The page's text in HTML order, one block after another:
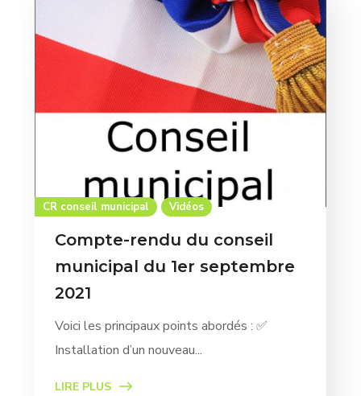
CR conseil municipal Vidéos
Compte-rendu du conseil
municipal du 1er septembre
2021
Voici les principaux points abordés : ✅
Installation d’un nouveau...
LIRE PLUS